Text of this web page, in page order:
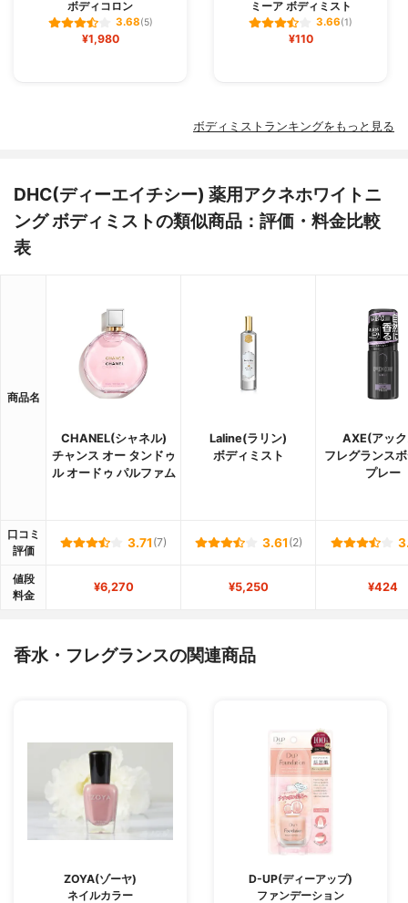
ボディコロン
3.68(5)
¥1,980
ミーア ボディミスト
3.66(1)
¥110
ボディミストランキングをもっと見る
DHC(ディーエイチシー) 薬用アクネホワイトニ
ング ボディミストの類似商品：評価・料金比較
表
商品名
CHANEL(シャネル)
チャンス オー タンドゥ
ル オードゥ パルファム
Laline(ラリン)
ボディミスト
AXE(アッ
フレグランス
プレー
口コミ
評価
3.71 (7) 3.61 (2)
値段
料金
¥6,270 ¥5,250 ¥424
香水・フレグランスの関連商品
ZOYA(ゾーヤ)
ネイルカラー
D-UP(ディーアップ)
ファンデーション